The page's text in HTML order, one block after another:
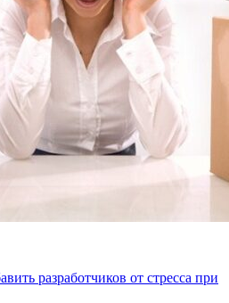
разработчиков от стресса при